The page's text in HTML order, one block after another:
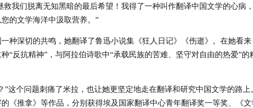
救我们脱离无知黑暗的最后希望！我得了一种叫作翻译中国文学的心病
的文学海洋中汲取营养。”
种深切的共鸣，她翻译了鲁迅小说集《狂人日记》《伤逝》。在她看
反抗精神”，与阿拉伯诗歌中“承载民族的苦难、坚守对自由的热爱”的
”这个问题刺痛了米拉，也让她更坚定地走在翻译和研究中国文学的路上
《推拿》等作品，分别获得埃及国家翻译中心青年翻译奖一等奖、《